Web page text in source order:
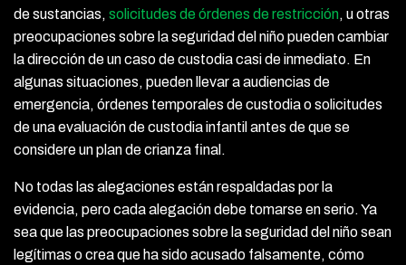
de sustancias, solicitudes de órdenes de restricción, u otras
preocupaciones sobre la seguridad del niño pueden cambiar
la dirección de un caso de custodia casi de inmediato. En
algunas situaciones, pueden llevar a audiencias de
emergencia, órdenes temporales de custodia o solicitudes
de una evaluación de custodia infantil antes de que se
considere un plan de crianza final.
No todas las alegaciones están respaldadas por la
evidencia, pero cada alegación debe tomarse en serio. Ya
sea que las preocupaciones sobre la seguridad del niño sean
legítimas o crea que ha sido acusado falsamente, cómo